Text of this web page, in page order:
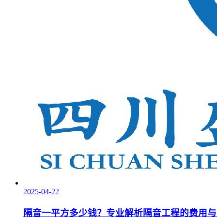
2025-04-22
隔音一平方多少钱？专业解析隔音工程的费用